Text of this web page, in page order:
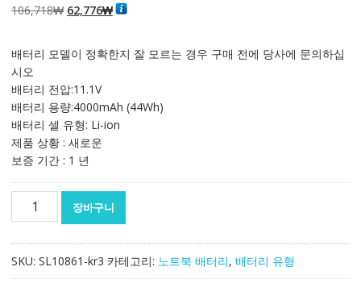
106,718₩ 원
격:
62,776₩현
격:
배터리 모델이 정확한지 잘 모르는 경우 구매 전에 당사에 문의하십
시오
배터리 전압:11.1V
배터리 용량:4000mAh (44Wh)
배터리 셀 유형: Li-ion
제품 상황 : 새로운
보증 기간 : 1 년
터
장바구니
SKU: SL10861-kr3 카테고리: 노트북 배터리, 배터리 유형